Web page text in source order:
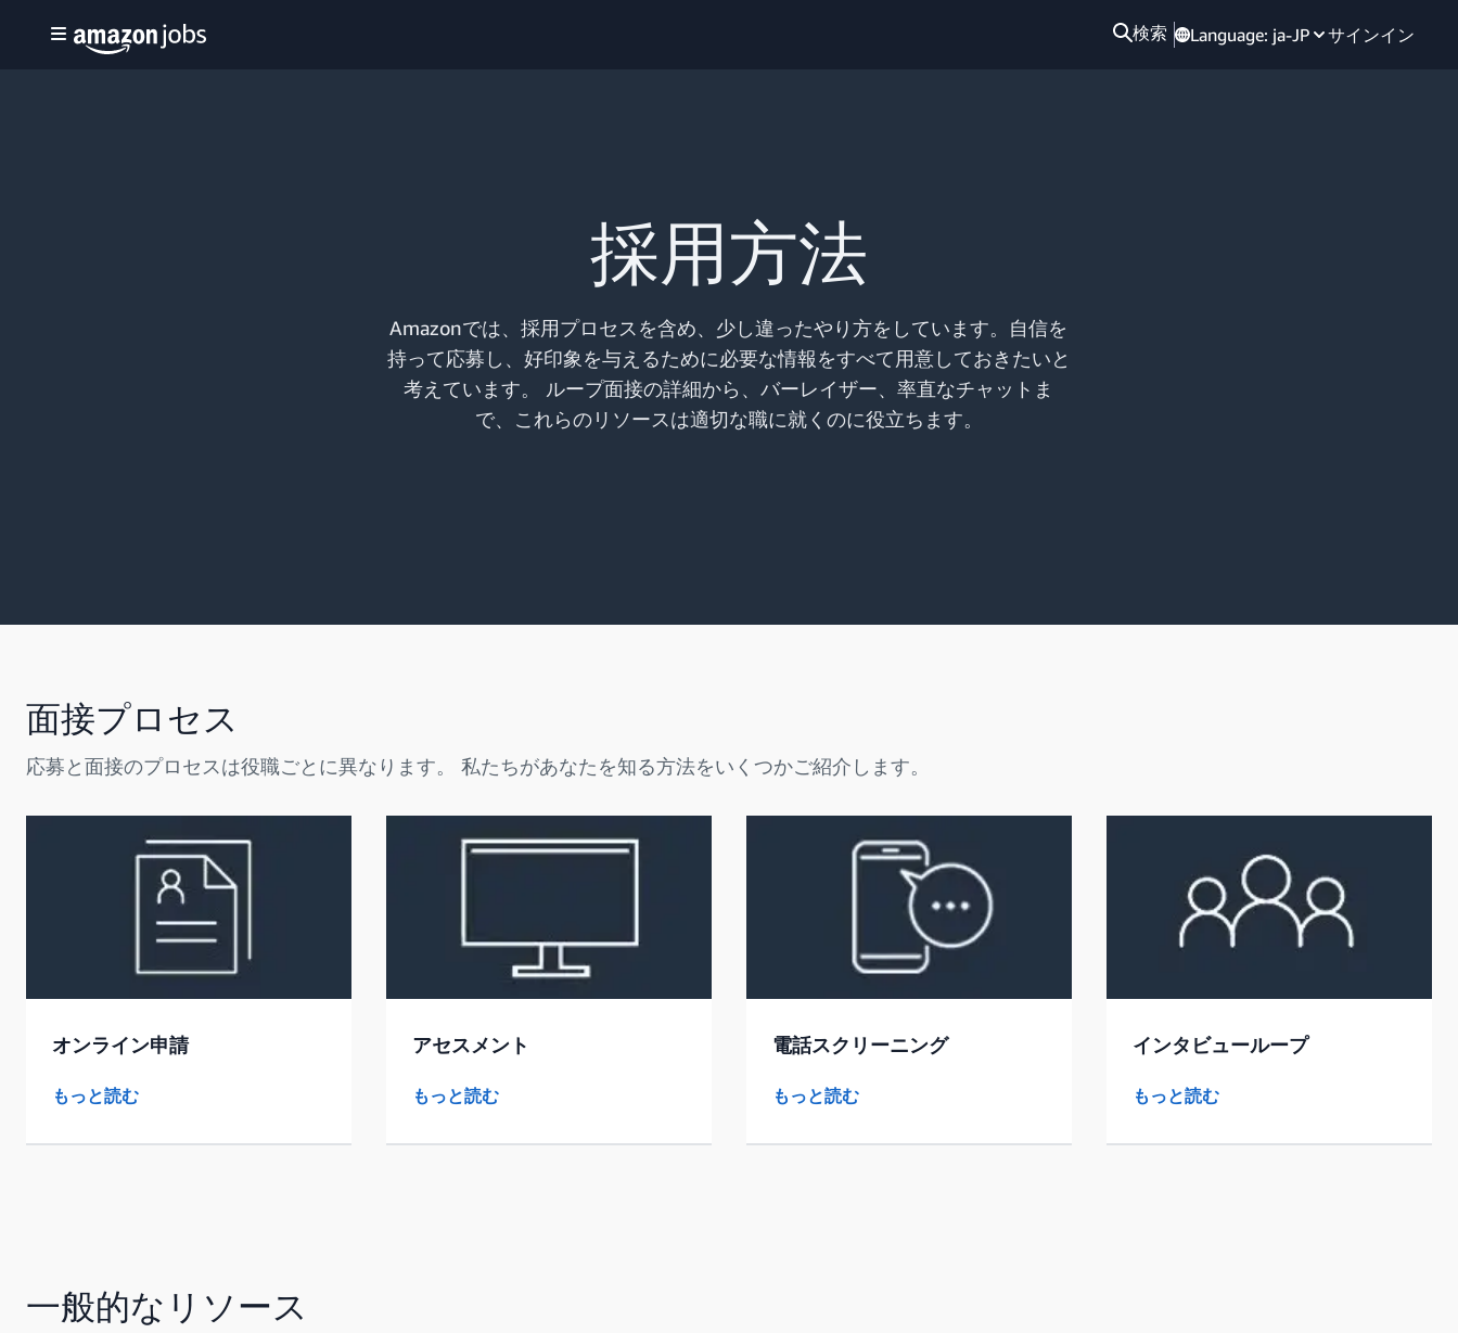
検索 Language: ja-JP サインイン
採用方法
Amazonでは、採用プロセスを含め、少し違ったやり方をしています。自信を
持って応募し、好印象を与えるために必要な情報をすべて用意しておきたいと
考えています。 ループ面接の詳細から、バーレイザー、率直なチャットま
で、これらのリソースは適切な職に就くのに役立ちます。
面接プロセス
応募と面接のプロセスは役職ごとに異なります。 私たちがあなたを知る方法をいくつかご紹介します。
オンライン申請
もっと読む
アセスメント
もっと読む
電話スクリーニング
もっと読む
インタビューループ
もっと読む
一般的なリソース